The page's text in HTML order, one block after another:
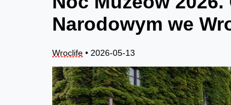
Narodowym we
Wroclife • 2026-05-13